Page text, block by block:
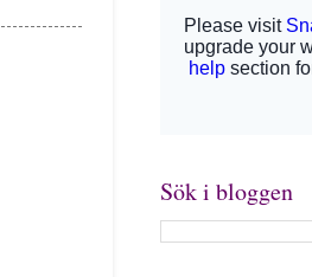
Sök i bloggen